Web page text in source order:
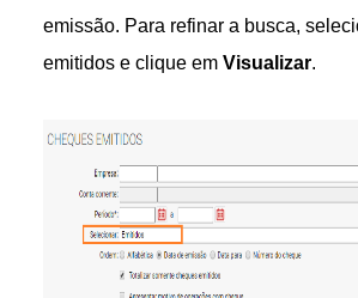
emissão. Para refinar a busca,
emitidos e clique em Visualizar.